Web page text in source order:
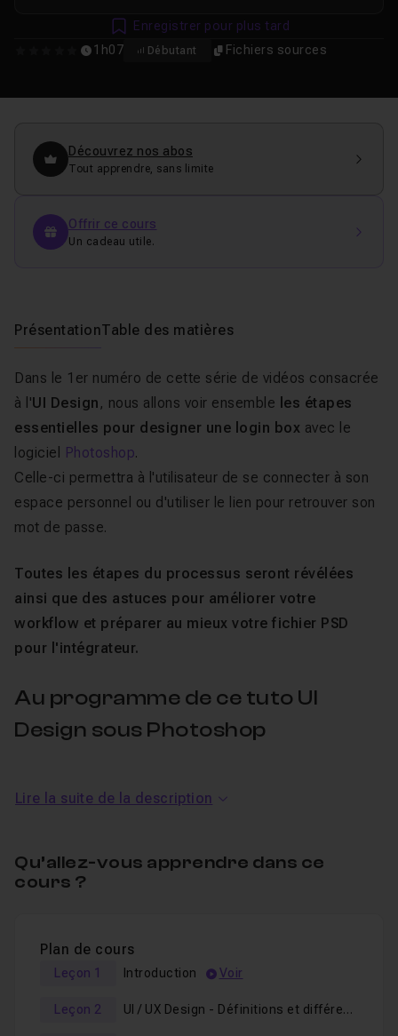
1h07 Débutant Fichiers sources
Enregistrer pour plus tard
Découvrez nos abos
Tout apprendre, sans limite
Offrir ce cours
Un cadeau utile.
PrésentationTable des matières
Dans le 1er numéro de cette série de vidéos consacrée
à l'UI Design , nous allons voir ensemble les étapes
essentielles pour designer une login box avec le
logiciel
Photoshop.
Celle-ci permettra à l'utilisateur de se connecter à son
espace personnel ou d'utiliser le lien pour retrouver son
mot de passe.
Toutes les étapes du processus seront révélées
ainsi que des astuces pour améliorer votre
workflow et préparer au mieux votre fichier PSD
pour l'intégrateur.
Au programme de ce tuto UI
Design sous Photoshop
Qu'est-ce que l'UX design ?
Pourquoi les deux sont indissociables ?
Faire un zoning sur papier
Lire la suite de la description
Qu’allez-vous apprendre dans ce
cours ?
Plan de cours
Leçon 1 Introduction Voir
Leçon 2 UI / UX Design - Définitions et différences